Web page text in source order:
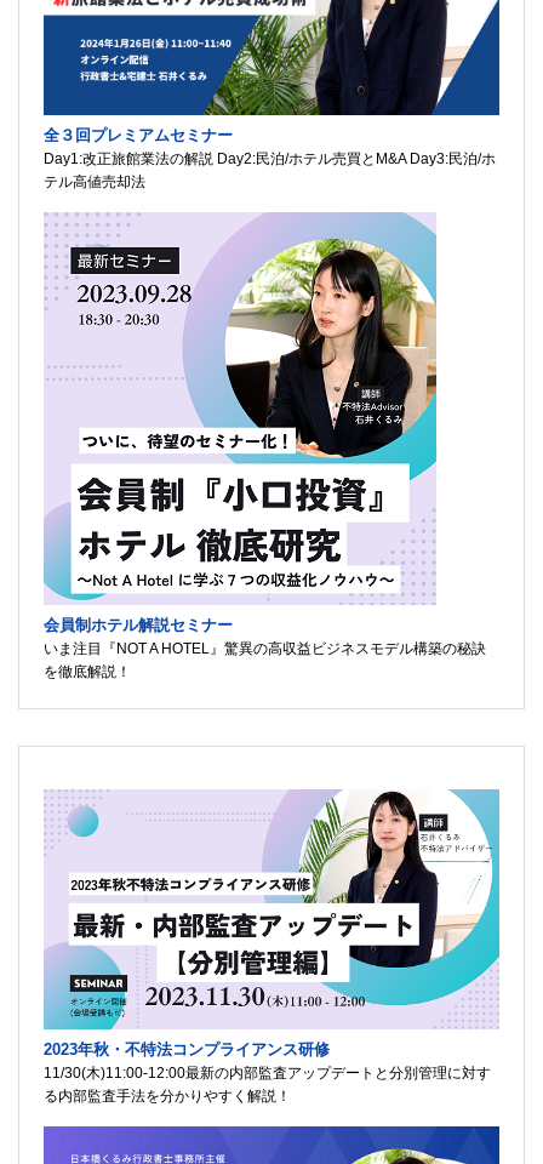
全３回プレミアムセミナー
Day1:改正旅館業法の解説 Day2:民泊/ホテル売買とM&A Day3:民泊/ホ
テル高値売却法
会員制ホテル解説セミナー
いま注目『NOT A HOTEL』驚異の高収益ビジネスモデル構築の秘訣
を徹底解説！
2023年秋・不特法コンプライアンス研修
11/30(木)11:00-12:00最新の内部監査アップデートと分別管理に対す
る内部監査手法を分かりやすく解説！